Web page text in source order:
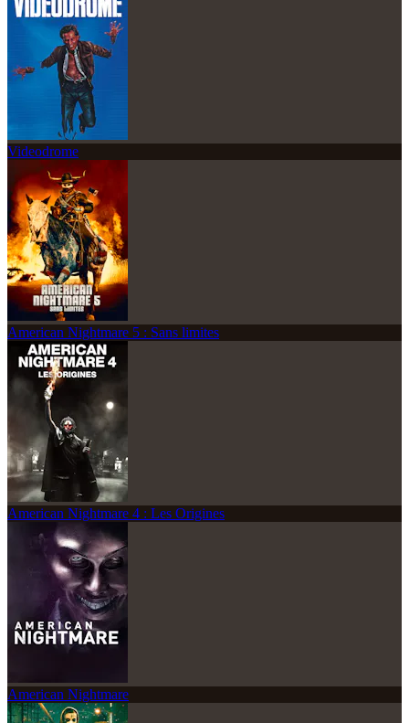
Videodrome
American Nightmare 5 : Sans limites
American Nightmare 4 : Les Origines
American Nightmare